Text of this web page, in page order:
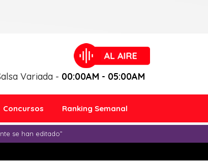
Variada - 00:00AM - 05:00AM
Concursos Ranking Semanal
se han editado”